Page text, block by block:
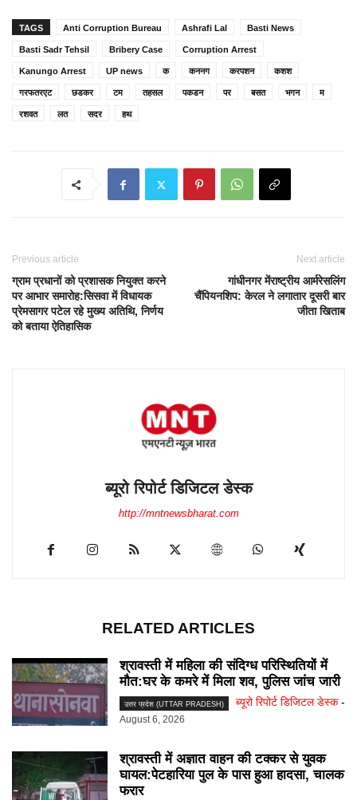
TAGS Anti Corruption Bureau Ashrafi Lal Basti News
Basti Sadr Tehsil Bribery Case Corruption Arrest
Kanungo Arrest UP news क कननग करपशन कशश
गरफतरएट छडकर टम तहसल पकडन पर बसत भगन म
रशवत लत सदर हथ
Previous article
ग्राम प्रधानों को प्रशासक नियुक्त करने
पर आभार समारोह:सिसवा में विधायक
प्रेमसागर पटेल रहे मुख्य अतिथि, निर्णय
को बताया ऐतिहासिक
Next article
गांधीनगर मेंराष्ट्रीय आर्मरेसलिंग
चैंपियनशिप: केरल ने लगातार दूसरी बार
जीता खिताब
ब्यूरो रिपोर्ट डिजिटल डेस्क
http://mntnewsbharat.com
RELATED ARTICLES
श्रावस्ती में महिला की संदिग्ध परिस्थितियों में
मौत:घर के कमरे में मिला शव, पुलिस जांच जारी
उत्तर प्रदेश (UTTAR PRADESH) ब्यूरो रिपोर्ट डिजिटल डेस्क -
August 6, 2026
श्रावस्ती में अज्ञात वाहन की टक्कर से युवक
घायल:पेटहारिया पुल के पास हुआ हादसा, चालक
फरार